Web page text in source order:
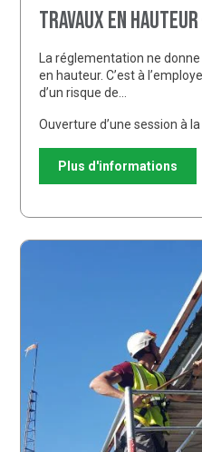
Travaux en
La réglementation ne
en hauteur. C’est à
d’un risque de…
Ouverture d’une session à
Plus d'informations